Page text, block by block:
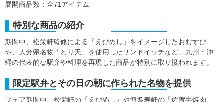
展開商品数：全71アイテム
特別な商品の紹介
期間中、松栄軒監修による「えびめし」をイメージしたおむすび
や、大分県名物「とり天」を使用したサンドイッチなど、九州・沖
縄の代表的な駅弁や料理を再現した商品が特別に取り扱われます。
限定駅弁とその日の朝に作られた名物を提供
フェア期間中、松栄軒の「えびめし」や博多寿軒の「佐賀牛焼肉